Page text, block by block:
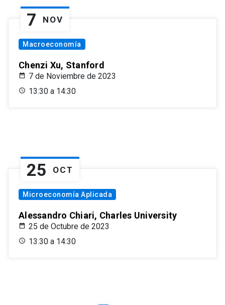
7 NOV
Macroeconomía
Chenzi Xu, Stanford
7 de Noviembre de 2023
13:30 a 14:30
25 OCT
Microeconomía Aplicada
Alessandro Chiari, Charles University
25 de Octubre de 2023
13:30 a 14:30